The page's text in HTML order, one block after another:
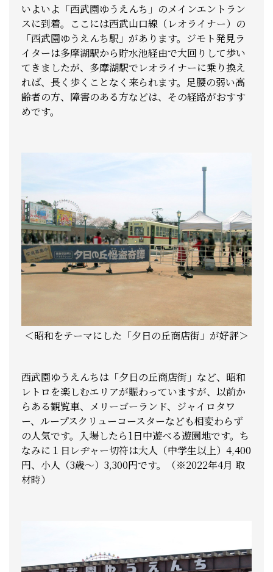
いよいよ「西武園ゆうえんち」のメインエントラン
スに到着。ここには西武山口線（レオライナー）の
「西武園ゆうえんち駅」があります。ジモト発見ラ
イターは多摩湖駅から貯水池経由で大回りして歩い
てきましたが、多摩湖駅でレオライナーに乗り換え
れば、長く歩くことなく来られます。足腰の弱い高
齢者の方、障害のある方などは、その経路がおすす
めです。
＜昭和をテーマにした「夕日の丘商店街」が好評＞
西武園ゆうえんちは「夕日の丘商店街」など、昭和
レトロを楽しむエリアが賑わっていますが、以前か
らある観覧車、メリーゴーランド、ジャイロタワ
ー、ループスクリューコースターなども相変わらず
の人気です。入場したら1日中遊べる遊園地です。ち
なみに１日レヂャー切符は大人（中学生以上）4,400
円、小人（3歳～）3,300円です。（※2022年4月 取
材時）